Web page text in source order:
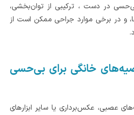
در دست ، ترکیبی از توان‌بخشی،
و در برخی موارد جراحی ممکن است از
خانگی برای بی‌حسی
عکس‌برداری یا سایر ابزارهای